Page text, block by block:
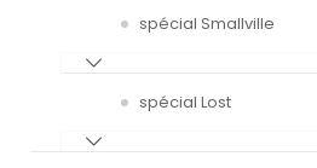
spécial Smallville
spécial Lost